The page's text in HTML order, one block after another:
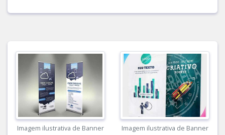
Imagem ilustrativa de Banner
Imagem ilustrativa de Banner